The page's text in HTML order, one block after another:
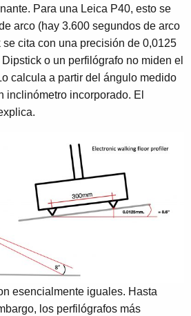
Para una Leica P40, esto se
arco (hay 3.600 segundos de arco
cita con una precisión de 0,0125
o un perfilógrafo no miden el
calcula a partir del ángulo medido
inclinómetro incorporado. El
esencialmente iguales. Hasta
los perfilógrafos más